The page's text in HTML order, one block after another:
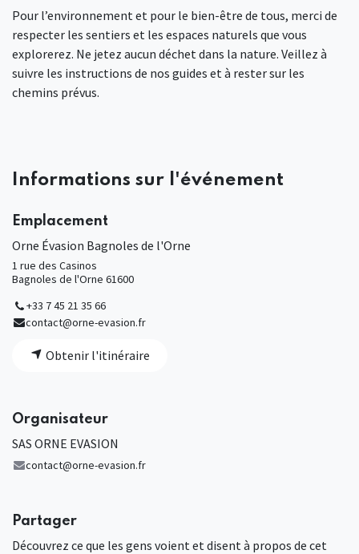
Pour l’environnement et pour le bien-être de tous, merci de
respecter les sentiers et les espaces naturels que vous
explorerez. Ne jetez aucun déchet dans la nature. Veillez à
suivre les instructions de nos guides et à rester sur les
chemins prévus.
Informations sur l'événement
Emplacement
Orne Évasion Bagnoles de l'Orne
1 rue des Casinos
Bagnoles de l'Orne 61600
+33 7 45 21 35 66
contact@orne-evasion.fr
Obtenir l'itinéraire
Organisateur
SAS ORNE EVASION
contact@orne-evasion.fr
Partager
Découvrez ce que les gens voient et disent à propos de cet